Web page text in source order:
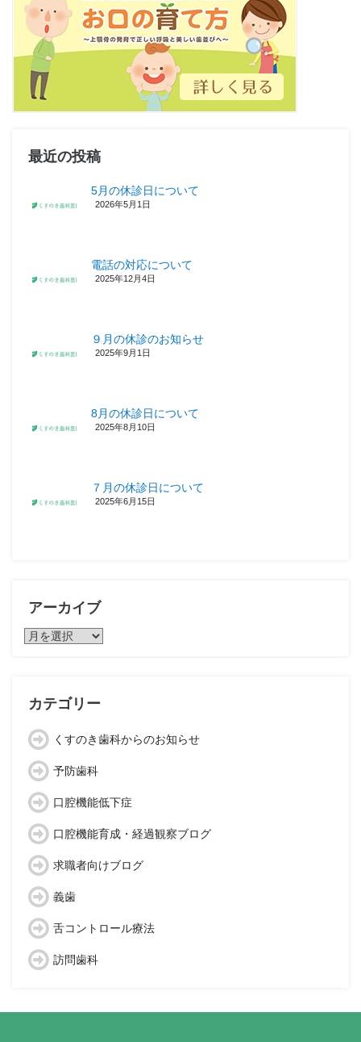
最近の投稿
5月の休診日について
2026年5月1日
電話の対応について
2025年12月4日
９月の休診のお知らせ
2025年9月1日
8月の休診日について
2025年8月10日
７月の休診日について
2025年6月15日
アーカイブ
ア
ブ
カテゴリー
くすのき歯科からのお知らせ
予防歯科
口腔機能低下症
口腔機能育成・経過観察ブログ
求職者向けブログ
義歯
舌コントロール療法
訪問歯科